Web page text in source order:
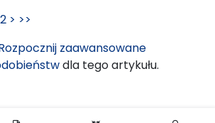
> >>
zaawansowane
dla tego artykułu.